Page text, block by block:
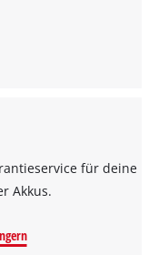
für deine
Akkus.